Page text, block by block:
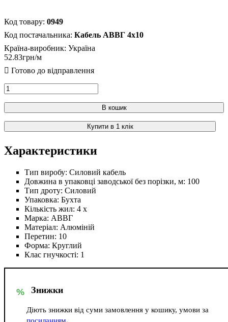
0949
Кабель АВВГ 4х10
Країна-виробник: Україна
52.83грн
В кошик
Купити в 1 клік
Характеристики
Тип виробу: Силовий кабель
Довжина в упаковці заводської без порізки, м: 100
Тип дроту: Силовий
Упаковка: Бухта
Кількість жил: 4 х
Марка: АВВГ
Матеріал: Алюміній
Перетин: 10
Форма: Круглий
Клас гнучкості: 1
% Знижки
Діють знижки від суми замовлення у кошику, умови за
посиланням.